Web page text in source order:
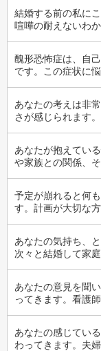
結婚する前の私に
喧嘩の耐えないわ
醜形恐怖症は、自
です。この症状に
あなたの考えは非
さが感じられます
あなたが抱えてい
や家族との関係、
予定が崩れると何
す。計画が大切な
あなたの気持ち、
次々と結婚して家
あなたの意見を聞
ってきます。看護
あなたの感じてい
わってきます。夫